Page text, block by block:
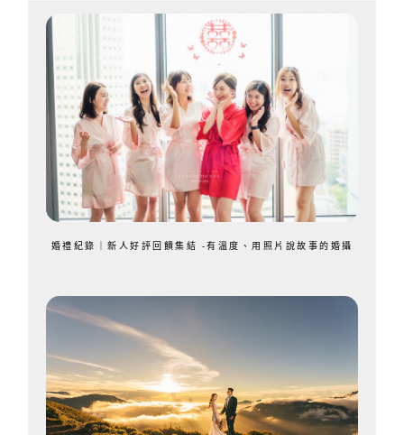
婚禮紀錄｜新人好評回饋集結 -有溫度、用照片說故事的婚攝